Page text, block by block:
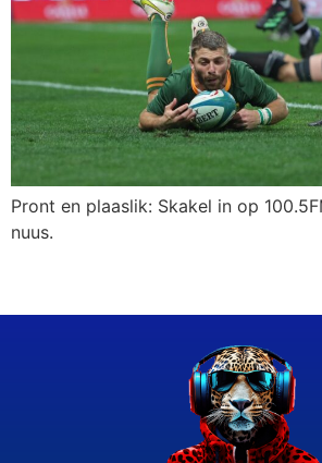
Pront en plaaslik: Skakel in op
nuus.